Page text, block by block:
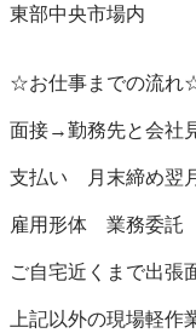
東部中央市場内
☆お仕事までの流れ
面接→勤務先と会社
支払い　月末締め翌
雇用形体　業務委託
ご自宅近くまで出張
上記以外の現場軽